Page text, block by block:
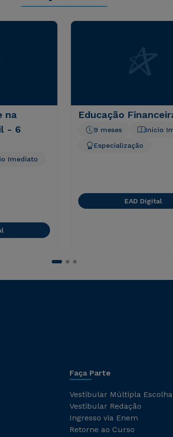
na
- 6
Imediato
Educação
Início
9 meses
Especialização
EAD Digital
Faça Parte
Vestibular Múltipla Escolha
Vestibular Redação
Ingresso via Enem
Retorne ao Curso